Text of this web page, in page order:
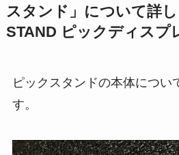
スタンド」について詳
STAND ピックディスプ
ピックスタンドの本体につい
す。